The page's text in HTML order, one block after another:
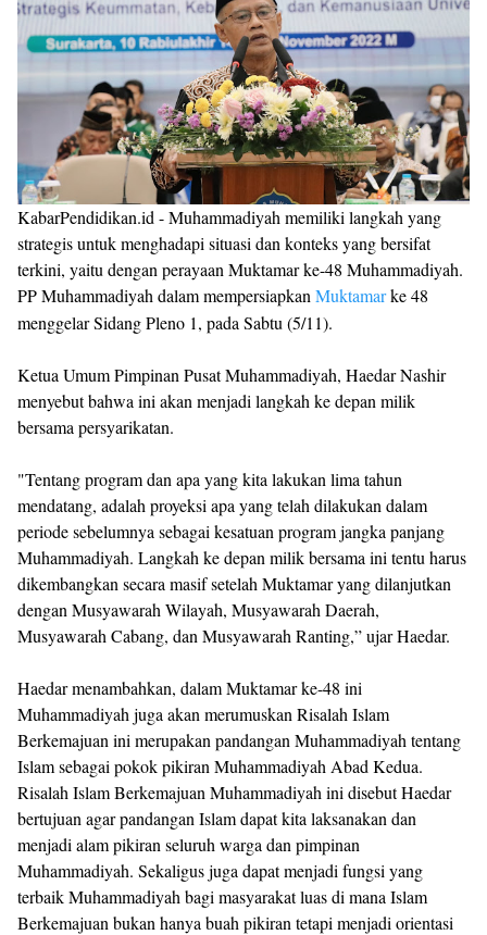
KabarPendidikan.id - Muhammadiyah memiliki langkah yang
strategis untuk menghadapi situasi dan konteks yang bersifat
terkini, yaitu dengan perayaan Muktamar ke-48 Muhammadiyah.
PP Muhammadiyah dalam mempersiapkan Muktamarke 48
menggelar Sidang Pleno 1, pada Sabtu (5/11).
Ketua Umum Pimpinan Pusat Muhammadiyah, Haedar Nashir
menyebut bahwa ini akan menjadi langkah ke depan milik
bersama persyarikatan.
"Tentang program dan apa yang kita lakukan lima tahun
mendatang, adalah proyeksi apa yang telah dilakukan dalam
periode sebelumnya sebagai kesatuan program jangka panjang
Muhammadiyah. Langkah ke depan milik bersama ini tentu harus
dikembangkan secara masif setelah Muktamar yang dilanjutkan
dengan Musyawarah Wilayah, Musyawarah Daerah,
Musyawarah Cabang, dan Musyawarah Ranting,” ujar Haedar.
Haedar menambahkan, dalam Muktamar ke-48 ini
Muhammadiyah juga akan merumuskan Risalah Islam
Berkemajuan ini merupakan pandangan Muhammadiyah tentang
Islam sebagai pokok pikiran Muhammadiyah Abad Kedua.
Risalah Islam Berkemajuan Muhammadiyah ini disebut Haedar
bertujuan agar pandangan Islam dapat kita laksanakan dan
menjadi alam pikiran seluruh warga dan pimpinan
Muhammadiyah. Sekaligus juga dapat menjadi fungsi yang
terbaik Muhammadiyah bagi masyarakat luas di mana Islam
Berkemajuan bukan hanya buah pikiran tetapi menjadi orientasi